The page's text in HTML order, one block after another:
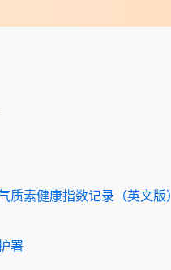
质素健康指数记录（英文版）
署